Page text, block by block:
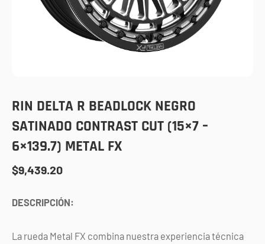
RIN DELTA R BEADLOCK NEGRO
SATINADO CONTRAST CUT (15×7 –
6×139.7) METAL FX
$9,439.20
DESCRIPCIÓN:
La rueda Metal FX combina nuestra experiencia técnica